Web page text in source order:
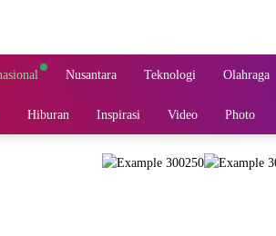
Nusantara Teknologi Olahraga
Hiburan Inspirasi Video Photo